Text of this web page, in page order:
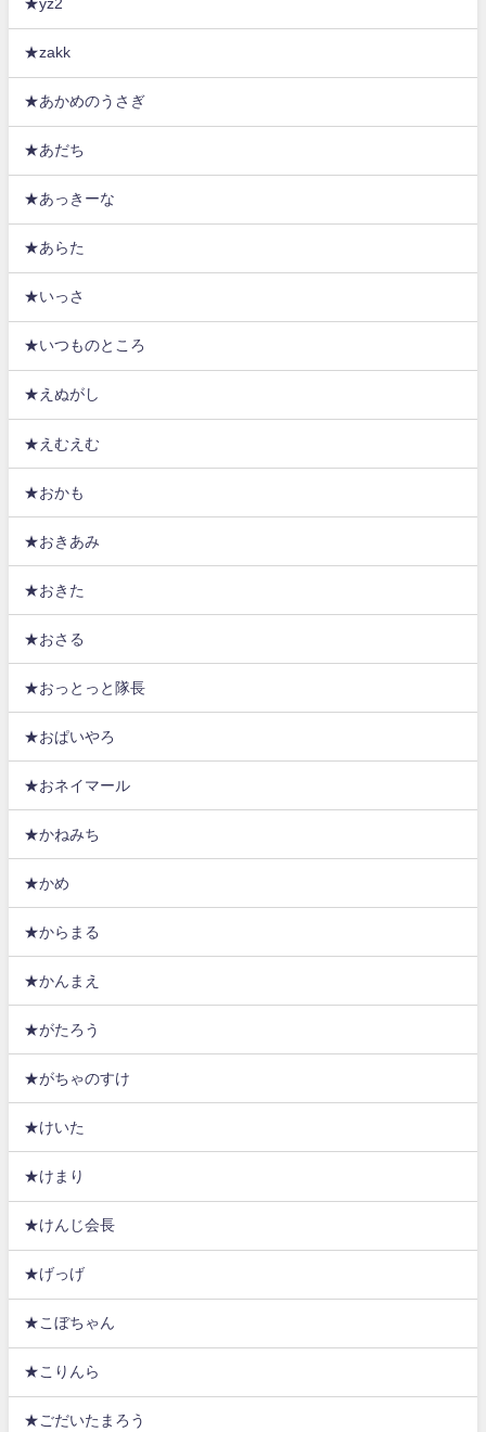
★yz2
★zakk
★あかめのうさぎ
★あだち
★あっきーな
★あらた
★いっさ
★いつものところ
★えぬがし
★えむえむ
★おかも
★おきあみ
★おきた
★おさる
★おっとっと隊長
★おぱいやろ
★おネイマール
★かねみち
★かめ
★からまる
★かんまえ
★がたろう
★がちゃのすけ
★けいた
★けまり
★けんじ会長
★げっげ
★こぼちゃん
★こりんら
★ごだいたまろう